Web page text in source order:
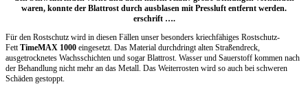
waren, konnte der Blattrost durch ausblasen mit Pressluft entfernt werden.
erschrift ….
Für den Rostschutz wird in diesen Fällen unser besonders kriechfähiges Rostschutz-
FettTimeMAX 1000 eingesetzt. Das Material durchdringt alten Straßendreck,
ausgetrocknetes Wachsschichten und sogar Blattrost. Wasser und Sauerstoff kommen nach
der Behandlung nicht mehr an das Metall. Das Weiterrosten wird so auch bei schweren
Schäden gestoppt.